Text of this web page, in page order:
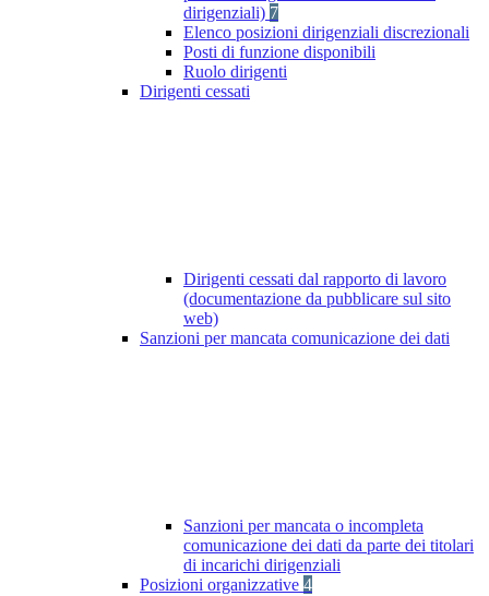
dirigenziali) 7
Elenco posizioni dirigenziali discrezionali
Posti di funzione disponibili
Ruolo dirigenti
Dirigenti cessati
Dirigenti cessati dal rapporto di lavoro
(documentazione da pubblicare sul sito
web)
Sanzioni per mancata comunicazione dei dati
Sanzioni per mancata o incompleta
comunicazione dei dati da parte dei titolari
di incarichi dirigenziali
Posizioni organizzative 4